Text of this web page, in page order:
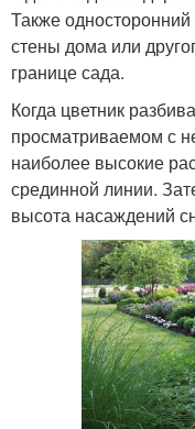
Также
стены дома или
границе сада.
Когда цветник
просматриваемом с
наиболее высокие
срединной линии.
высота насаждений